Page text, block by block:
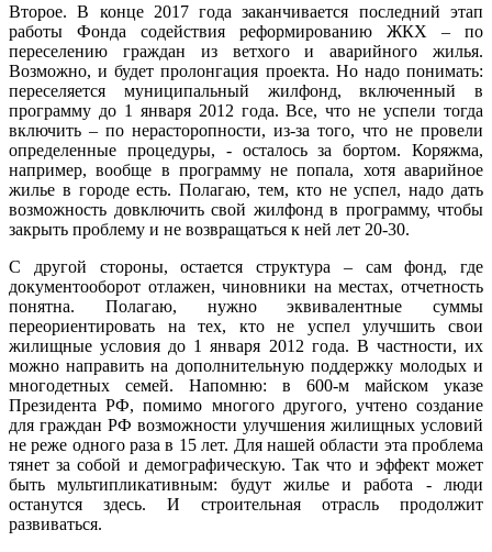
Второе. В конце 2017 года заканчивается последний этап
работы Фонда содействия реформированию ЖКХ – по
переселению граждан из ветхого и аварийного жилья.
Возможно, и будет пролонгация проекта. Но надо понимать:
переселяется муниципальный жилфонд, включенный в
программу до 1 января 2012 года. Все, что не успели тогда
включить – по нерасторопности, из-за того, что не провели
определенные процедуры, - осталось за бортом. Коряжма,
например, вообще в программу не попала, хотя аварийное
жилье в городе есть. Полагаю, тем, кто не успел, надо дать
возможность довключить свой жилфонд в программу, чтобы
закрыть проблему и не возвращаться к ней лет 20-30.
С другой стороны, остается структура – сам фонд, где
документооборот отлажен, чиновники на местах, отчетность
понятна. Полагаю, нужно эквивалентные суммы
переориентировать на тех, кто не успел улучшить свои
жилищные условия до 1 января 2012 года. В частности, их
можно направить на дополнительную поддержку молодых и
многодетных семей. Напомню: в 600-м майском указе
Президента РФ, помимо многого другого, учтено создание
для граждан РФ возможности улучшения жилищных условий
не реже одного раза в 15 лет. Для нашей области эта проблема
тянет за собой и демографическую. Так что и эффект может
быть мультипликативным: будут жилье и работа - люди
останутся здесь. И строительная отрасль продолжит
развиваться.